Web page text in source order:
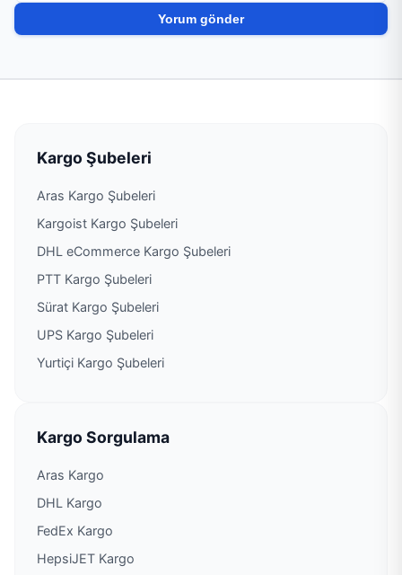
Kargo Şubeleri
Aras Kargo Şubeleri
Kargoist Kargo Şubeleri
DHL eCommerce Kargo Şubeleri
PTT Kargo Şubeleri
Sürat Kargo Şubeleri
UPS Kargo Şubeleri
Yurtiçi Kargo Şubeleri
Kargo Sorgulama
Aras Kargo
DHL Kargo
FedEx Kargo
HepsiJET Kargo